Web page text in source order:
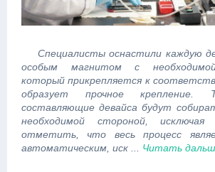
Специалисты оснастили каждую
особым магнитом с необходимой
который прикрепляется к
образует прочное крепление.
составляющие девайса будут
необходимой стороной,
отметить, что весь процесс
автоматическим, иск
Читать